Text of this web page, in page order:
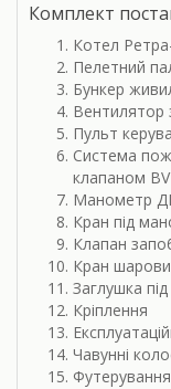
Комплект
Котел
Пелетний
Бункер
Пульт
Система
клапаном
Манометр
Кран під
Клапан
Кран
Заглушка
Кріплення
Чавунні